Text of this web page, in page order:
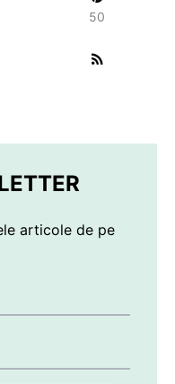
50
articole de pe